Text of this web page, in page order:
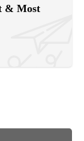
& Most